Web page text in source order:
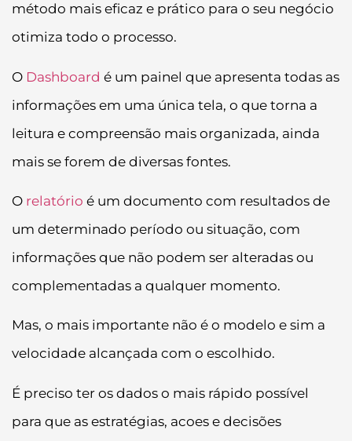
método mais eficaz e prático para o seu negócio
otimiza todo o processo.
O Dashboard é um painel que apresenta todas as
informações em uma única tela, o que torna a
leitura e compreensão mais organizada, ainda
mais se forem de diversas fontes.
O relatório é um documento com resultados de
um determinado período ou situação, com
informações que não podem ser alteradas ou
complementadas a qualquer momento.
Mas, o mais importante não é o modelo e sim a
velocidade alcançada com o escolhido.
É preciso ter os dados o mais rápido possível
para que as estratégias, acoes e decisões